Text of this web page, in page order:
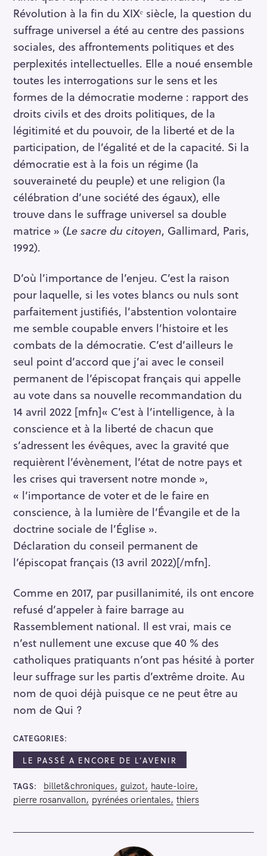
Révolution à la fin du XIXᵉ siècle, la question du
suffrage universel a été au centre des passions
sociales, des affrontements politiques et des
perplexités intellectuelles. Elle a noué ensemble
toutes les interrogations sur le sens et les
formes de la démocratie moderne : rapport des
droits civils et des droits politiques, de la
légitimité et du pouvoir, de la liberté et de la
participation, de l’égalité et de la capacité. Si la
démocratie est à la fois un régime (la
souveraineté du peuple) et une religion (la
célébration d’une société des égaux), elle
trouve dans le suffrage universel sa double
matrice » (Le sacre du citoyen, Gallimard, Paris,
1992).
D’où l’importance de l’enjeu. C’est la raison
pour laquelle, si les votes blancs ou nuls sont
parfaitement justifiés, l’abstention volontaire
me semble coupable envers l’histoire et les
combats de la démocratie. C’est d’ailleurs le
seul point d’accord que j’ai avec le conseil
permanent de l’épiscopat français qui appelle
au vote dans sa nouvelle recommandation du
14 avril 2022 [mfn]« C’est à l’intelligence, à la
conscience et à la liberté de chacun que
s’adressent les évêques, avec la gravité que
requièrent l’évènement, l’état de notre pays et
les crises qui traversent notre monde »,
« l’importance de voter et de le faire en
conscience, à la lumière de l’Évangile et de la
doctrine sociale de l’Église ».
Déclaration du conseil permanent de
l’épiscopat français (13 avril 2022)[/mfn].
Comme en 2017, par pusillanimité, ils ont encore
refusé d’appeler à faire barrage au
Rassemblement national. Il est vrai, mais ce
n’est nullement une excuse que 40 % des
catholiques pratiquants n’ont pas hésité à porter
leur suffrage sur les partis d’extrême droite. Au
nom de quoi déjà puisque ce ne peut être au
nom de Qui ?
CATEGORIES
LE PASSÉ A ENCORE DE L’AVENIR
TAGS billet&chroniques guizot
haute-loire
pierre rosanvallon pyrénées orientales thiers
S
e
a
r
c
h
f
r
: